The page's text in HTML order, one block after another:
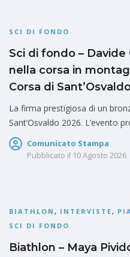
SCI DI FONDO
Sci di fondo –
nella corsa in
Corsa di
La firma prestigiosa di un
Sant’Osvaldo 2026. L’evento
Comunicato Stampa
Pubblicato il 10 Agosto 2026
BIATHLON , INTERVISTE,
SCI DI FONDO
Biathlon – Maya